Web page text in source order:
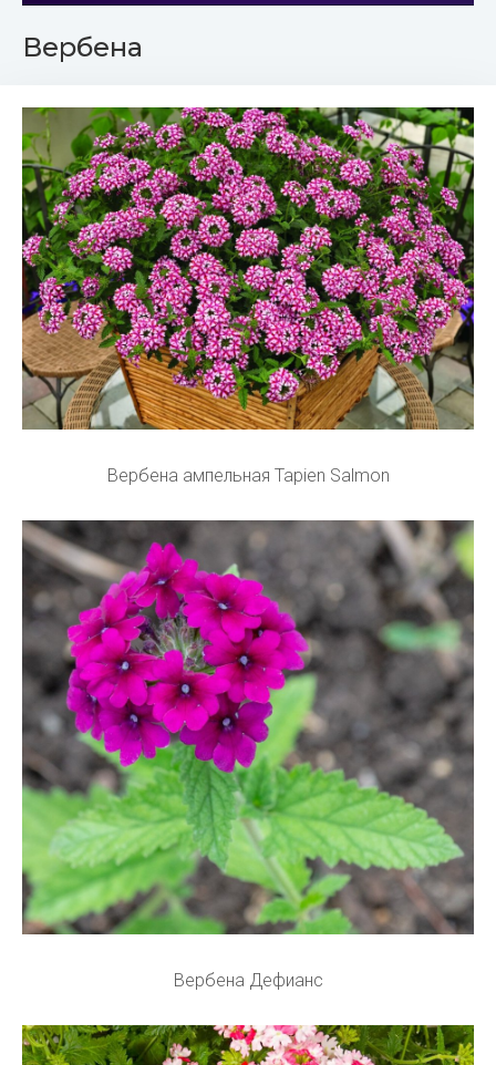
Вербена
Вербена ампельная Tapien Salmon
Вербена Дефианс